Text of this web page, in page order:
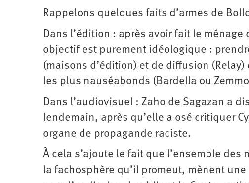
Rappelons quelques faits d’armes de
Dans l’édition : après avoir fait le ménage
objectif est purement idéologique :
(maisons d’édition) et de diffusion
les plus nauséabonds (Bardella ou
Dans l’audiovisuel : Zaho de Sagazan a
lendemain, après qu’elle a osé critiquer
organe de propagande raciste.
À cela s’ajoute le fait que l’ensemble
la fachosphère qu’il promeut, mènent